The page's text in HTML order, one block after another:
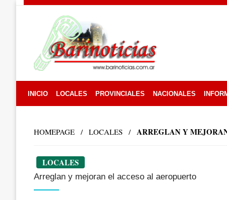
INICIO LOCALES PROVINCIALES NACIONALES
HOMEPAGE LOCALES ARREGLAN Y
LOCALES
Arreglan y mejoran el acceso al aeropuerto